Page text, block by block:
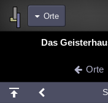
Orte
Chat Wiki
meine Rubriken
Das
Orte